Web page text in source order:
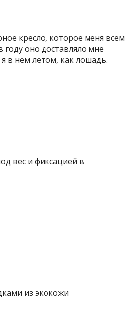
кресло, которое меня всем
оно доставляло мне
в нем летом, как лошадь.
вес и фиксацией в
из экокожи